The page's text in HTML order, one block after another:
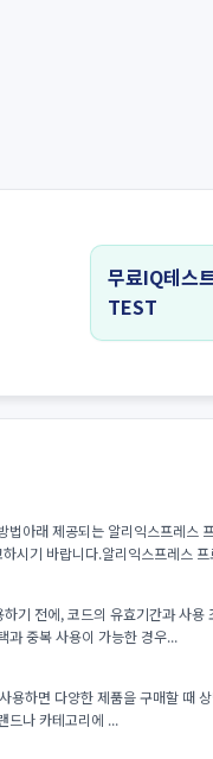
무료IQ테스
TEST
아래 제공되는 알리익스프레
시기 바랍니다.알리익스프레스
전에, 코드의 유효기간과 사
과 중복 사용이 가능한 경우...
하면 다양한 제품을 구매할 때
드나 카테고리에 ...